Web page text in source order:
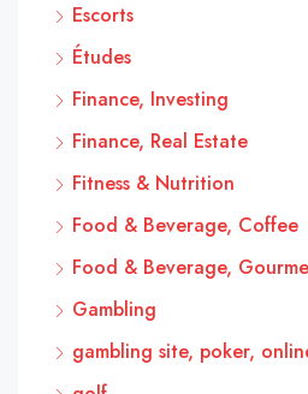
Escorts
Études
Finance, Investing
Finance, Real Estate
Fitness & Nutrition
Food & Beverage, Coffee
Food & Beverage,
Gambling
gambling site, poker,